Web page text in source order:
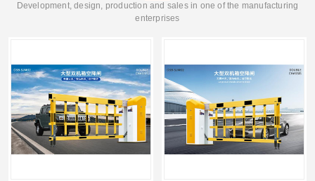
Development, design, production and sales in one of the manufacturing
enterprises